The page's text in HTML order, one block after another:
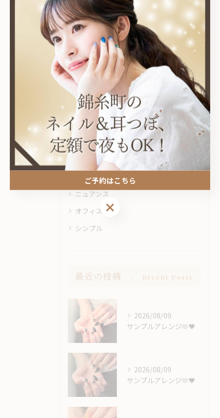
関連タグ
#錦糸町
カテゴリー Categories
全てのカテゴリー
プライベートサロン
ニュアンス
オフィス
シンプル
最近の投稿 Recent Posts
2026/08/09
サンプルアレンジ🫶🖤
2026/08/09
サンプルアレンジ🫶🖤
ご予約はこちら
ご予約はこちら